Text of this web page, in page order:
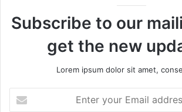
Subscribe to our
get the new
Lorem ipsum dolor sit amet,
your